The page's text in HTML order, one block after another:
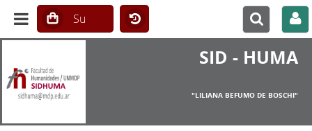
SID - HUMA
"LILIANA BEFUMO DE BOSCHI"